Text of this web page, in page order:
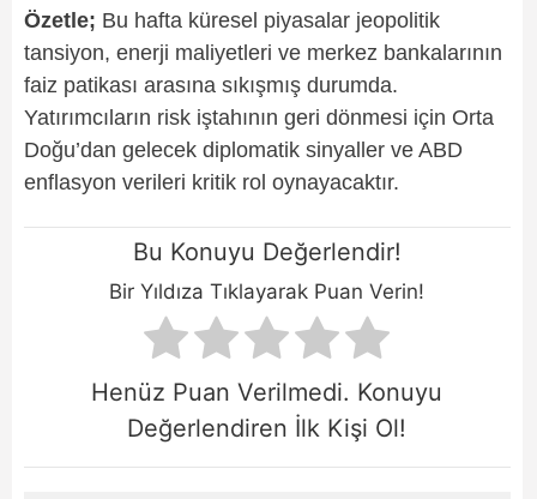
Özetle; Bu hafta küresel piyasalar jeopolitik
tansiyon, enerji maliyetleri ve merkez bankalarının
faiz patikası arasına sıkışmış durumda.
Yatırımcıların risk iştahının geri dönmesi için Orta
Doğu’dan gelecek diplomatik sinyaller ve ABD
enflasyon verileri kritik rol oynayacaktır.
Bu Konuyu Değerlendir!
Bir Yıldıza Tıklayarak Puan Verin!
Henüz Puan Verilmedi. Konuyu
Değerlendiren İlk Kişi Ol!